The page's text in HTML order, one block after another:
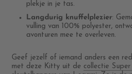
plekje in je tas.
Langdurig knuffelplezier:
vulling van 100% polyester,
avonturen mee te overleven.
Geef jezelf of iemand anders een
met deze Kitty uit de collectie